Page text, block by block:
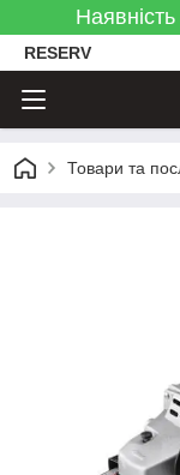
RESERV
Товари та